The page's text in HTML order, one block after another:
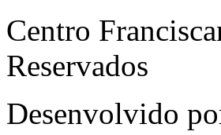
Centro
Reservados
Desenvolvido